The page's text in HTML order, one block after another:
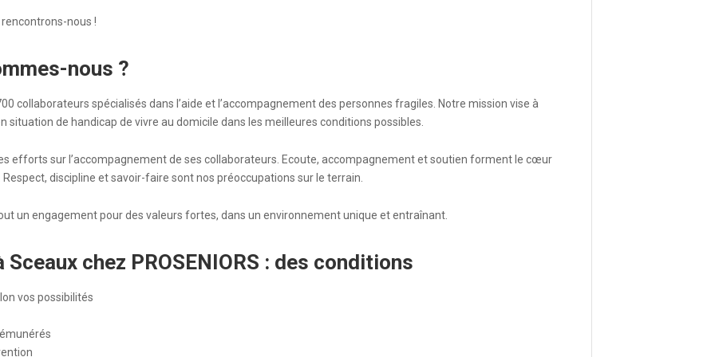
nous !
nous ?
collaborateurs spécialisés dans l’aide et l’accompagnement des personnes fragiles. Notre mission vise à
de handicap de vivre au domicile dans les meilleures conditions possibles.
efforts sur l’accompagnement de ses collaborateurs. Ecoute, accompagnement et soutien forment le cœur
discipline et savoir-faire sont nos préoccupations sur le terrain.
un engagement pour des valeurs fortes, dans un environnement unique et entraînant.
chez PROSENIORS : des conditions
vos possibilités